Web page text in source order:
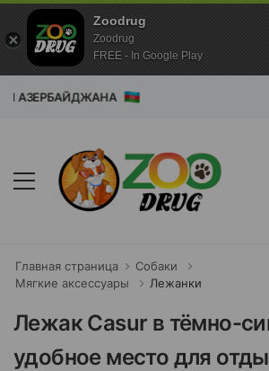
АЗЕРБАЙДЖАНА
Главная страница
Собаки
Мягкие аксессуары
Лежанки
Лежак Casur в тёмно-
удобное место для
Zoodrug
Zoodrug
FREE - In Google Play